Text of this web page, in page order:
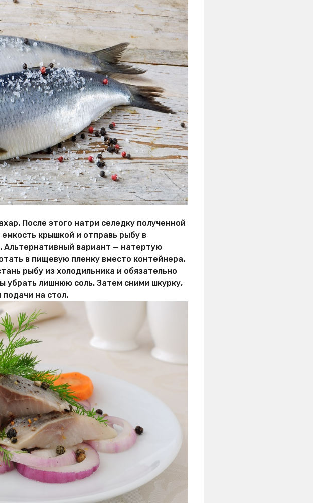
После этого натри селедку полученной
крышкой и отправь рыбу в
Альтернативный вариант — натертую
в пищевую пленку вместо контейнера.
рыбу из холодильника и обязательно
убрать лишнюю соль. Затем сними шкурку,
на стол.